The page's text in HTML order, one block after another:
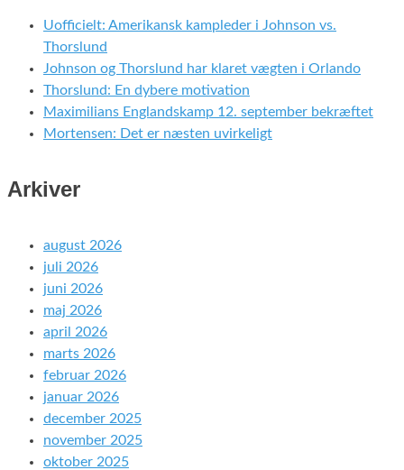
Uofficielt: Amerikansk kampleder i Johnson vs.
Thorslund
Johnson og Thorslund har klaret vægten i Orlando
Thorslund: En dybere motivation
Maximilians Englandskamp 12. september bekræftet
Mortensen: Det er næsten uvirkeligt
Arkiver
august 2026
juli 2026
juni 2026
maj 2026
april 2026
marts 2026
februar 2026
januar 2026
december 2025
november 2025
oktober 2025